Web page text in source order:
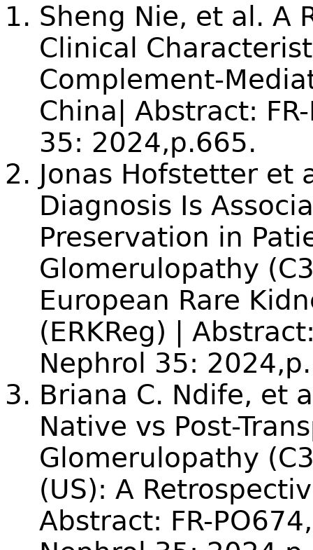
Sheng Nie, et al. A
Clinical
Complement-
China| Abstract:
35: 2024,p.665.
Jonas Hofstetter et
Diagnosis Is
Preservation in
Glomerulopathy
European Rare
(ERKReg) |
Nephrol 35:
Briana C. Ndife, et
Native vs Post-
Glomerulopathy
(US): A
Abstract: FR-